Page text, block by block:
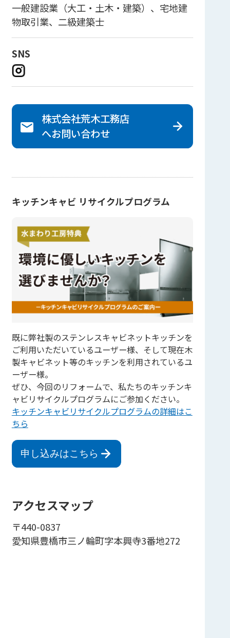
一般建設業（大工・土木・建築）、宅地建
物取引業、二級建築士
SNS
株式会社荒木工務店
へお問い合わせ
キッチンキャビ リサイクルプログラム
既に弊社製のステンレスキャビネットキッチンを
ご利用いただいているユーザー様、そして現在木
製キャビネット等のキッチンを利用されているユ
ーザー様。
ぜひ、今回のリフォームで、私たちのキッチンキ
ャビリサイクルプログラムにご参加ください。
キッチンキャビリサイクルプログラムの詳細はこ
ちら
申し込みはこちら
アクセスマップ
〒440-0837
愛知県豊橋市三ノ輪町字本興寺3番地272